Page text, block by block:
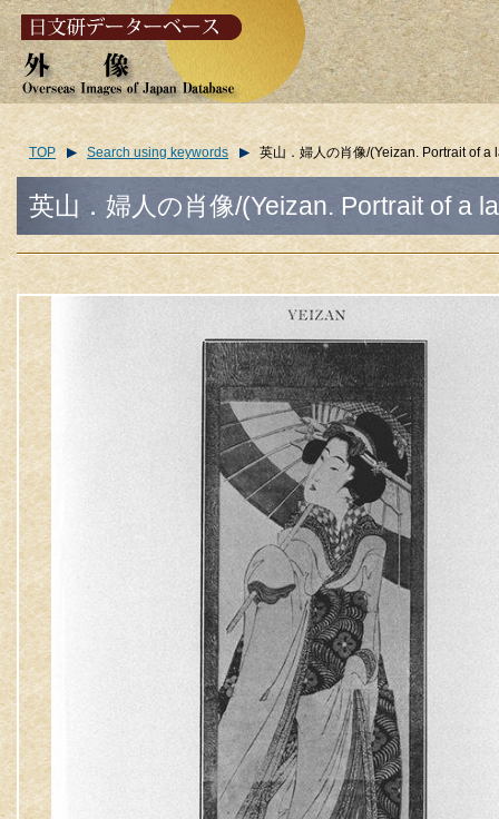
TOP Search using keywords 英山．婦人の肖像/(Yeizan. Portrait of a
英山．婦人の肖像/(Yeizan. Portrait of a